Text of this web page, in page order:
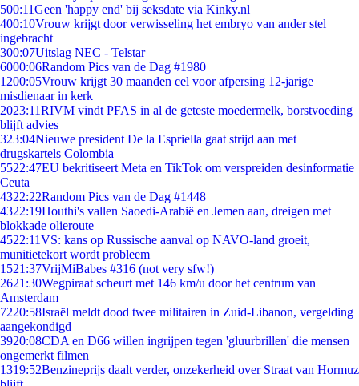
500:11Geen 'happy end' bij seksdate via Kinky.nl
400:10Vrouw krijgt door verwisseling het embryo van ander stel
ingebracht
300:07Uitslag NEC - Telstar
6000:06Random Pics van de Dag #1980
1200:05Vrouw krijgt 30 maanden cel voor afpersing 12-jarige
misdienaar in kerk
2023:11RIVM vindt PFAS in al de geteste moedermelk, borstvoeding
blijft advies
323:04Nieuwe president De la Espriella gaat strijd aan met
drugskartels Colombia
5522:47EU bekritiseert Meta en TikTok om verspreiden desinformatie
Ceuta
4322:22Random Pics van de Dag #1448
4322:19Houthi's vallen Saoedi-Arabië en Jemen aan, dreigen met
blokkade olieroute
4522:11VS: kans op Russische aanval op NAVO-land groeit,
munitietekort wordt probleem
1521:37VrijMiBabes #316 (not very sfw!)
2621:30Wegpiraat scheurt met 146 km/u door het centrum van
Amsterdam
7220:58Israël meldt dood twee militairen in Zuid-Libanon, vergelding
aangekondigd
3920:08CDA en D66 willen ingrijpen tegen 'gluurbrillen' die mensen
ongemerkt filmen
1319:52Benzineprijs daalt verder, onzekerheid over Straat van Hormuz